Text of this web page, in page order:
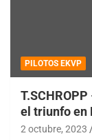
PILOTOS EKVP
el triunfo en
2 octubre, 2023